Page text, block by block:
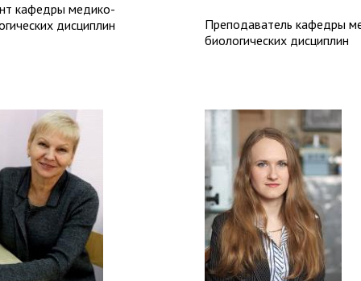
кафедры медико-
дисциплин
Преподаватель кафедры
биологических дисциплин